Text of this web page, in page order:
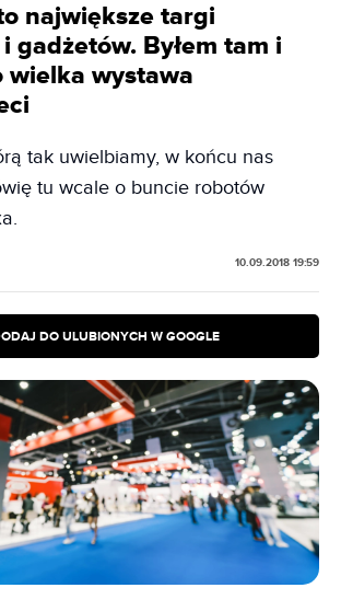
największe targi
gadżetów. Byłem tam i
wielka wystawa
tak uwielbiamy, w końcu nas
tu wcale o buncie robotów
10.09.2018 19:59
DO ULUBIONYCH W GOOGLE